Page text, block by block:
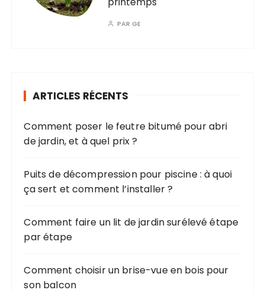
PARGE
ARTICLES RÉCENTS
Comment poser le feutre bitumé pour abri
de jardin, et à quel prix ?
Puits de décompression pour piscine : à quoi
ça sert et comment l’installer ?
Comment faire un lit de jardin surélevé étape
par étape
Comment choisir un brise-vue en bois pour
son balcon